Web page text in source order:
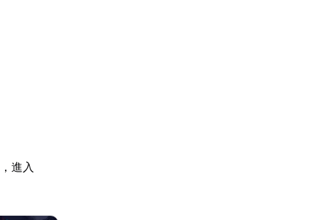
進入